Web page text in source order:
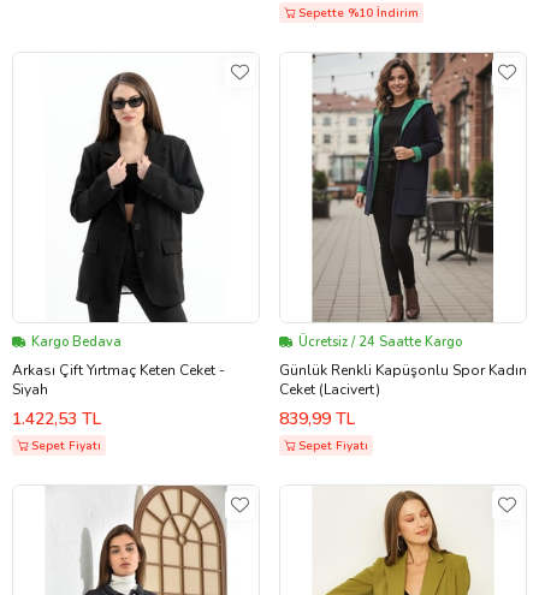
Sepette %10 İndirim
Kargo Bedava
Arkası Çift Yırtmaç Keten Ceket -
Siyah
1.422,53 TL
Sepet Fiyatı
Ücretsiz / 24 Saatte Kargo
Günlük Renkli Kapüşonlu Spor Kadın
Ceket (Lacivert)
839,99 TL
Sepet Fiyatı